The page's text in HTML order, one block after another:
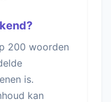
200 woorden
is.
kan